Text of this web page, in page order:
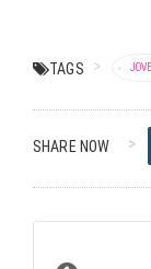
TAGS
SHARE NOW